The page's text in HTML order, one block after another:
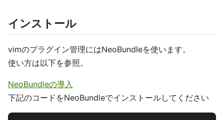
インストール
vimのプラグイン管理にはNeoBundleを使います。
使い方は以下を参照。
NeoBundleの導入
下記のコードをNeoBundleでインストールしてください